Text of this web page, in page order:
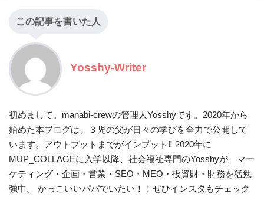
この記事を書いた人
Yosshy-Writer
初めまして。manabi-crewの管理人Yosshyです。2020年から
始めた本ブログは、３児の父が日々の学びを全力で公開して
います。アウトプットまでがインプット‼ 2020年に
MUP_COLLAGEに入学以降、社会福祉専門のYosshyが、マー
ケティング・企画・営業・SEO・MEO・投資財・財務を猛勉
強中。 かっこいいパパでいたい！！ぜひインスタもチェック